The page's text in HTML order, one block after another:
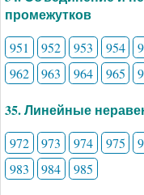
промежутков
951 952 953 954
962
963 964 965
35. Линейные
972 973 974 975
983
984 985